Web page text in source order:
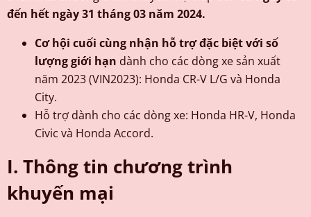
đến hết ngày 31 tháng 03 năm 2024.
Cơ hội cuối cùng nhận hỗ trợ đặc biệt với số
lượng giới hạn dành cho các dòng xe sản xuất
năm 2023 (VIN2023): Honda CR-V L/G và Honda
City.
Hỗ trợ dành cho các dòng xe: Honda HR-V, Honda
Civic và Honda Accord.
I. Thông tin chương trình
khuyến mại